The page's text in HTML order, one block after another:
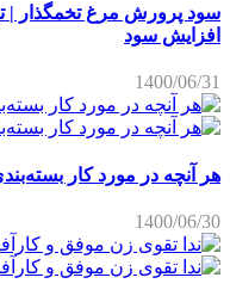
سود پرورش مرغ تخمگذار |
افزایش سود
1400/06/31
هر آنچه در مورد کار
1400/06/30